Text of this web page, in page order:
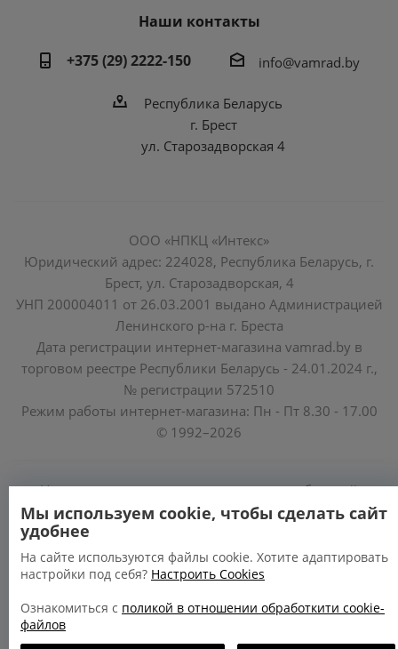
Наши контакты
+375 (29) 2222-150
info@vamrad.by
Республика Беларусь
г. Брест
ул. Старозадворская 4
ООО «НПКЦ «Интекс»
Юридический адрес: 224028, Республика Беларусь, г.
Брест, ул. Старозадворская, 4
УНП 200004011 от 26.03.2001 выдано Администрацией
Ленинского р-на г. Бреста
Дата регистрации интернет-магазина vamrad.by в
торговом реестре Республики Беларусь - 24.01.2024 г.,
№ регистрации 572510
Режим работы интернет-магазина: Пн - Пт 8.30 - 17.00
© 1992–2026
Уполномоченные по защите прав потребителей
облисполкомов, Минского горисполкома:
https://www.mart.gov.by/activity/zashchita-prav-
potrebiteley/
БРЕСТСКАЯ ОБЛАСТЬ тел. (80162) 26 97 69;
Мы используем cookie, чтобы сделать сайт
удобнее
На сайте используются файлы cookie. Хотите адаптировать
настройки под себя? Настроить Cookies
Ознакомиться с поликой в отношении обработкити cookie-
файлов